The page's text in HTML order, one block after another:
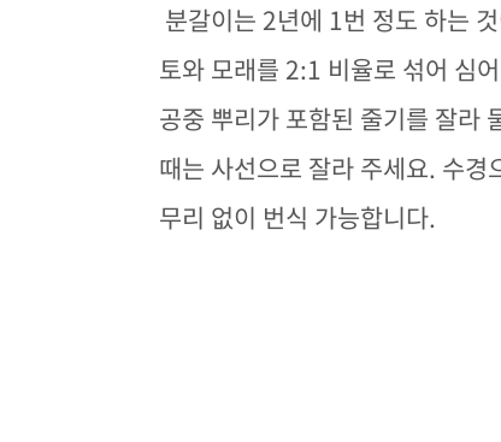
분갈이는 2년에 1번 정도 하는
토와 모래를 2:1 비율로 섞어 심
공중 뿌리가 포함된 줄기를 잘라
때는 사선으로 잘라 주세요. 수
무리 없이 번식 가능합니다.